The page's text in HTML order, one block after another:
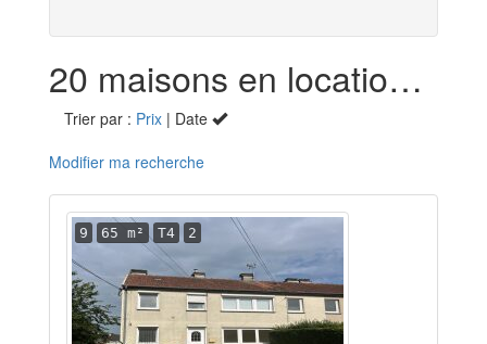
20 maisons en location dans l'Aisne (02)
Trier par : Prix | Date
Modifier ma recherche
9 65 m² T4 2